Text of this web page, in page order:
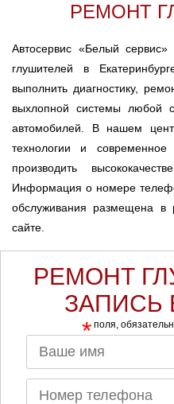
РЕМОНТ
Автосервис «Белый сервис»
глушителей в
выполнить диагностику,
выхлопной системы любой
автомобилей. В нашем
технологии и современное
производить
Информация о номере
обслуживания размещена в
сайте.
РЕМОНТ
ЗАПИСЬ
* поля,